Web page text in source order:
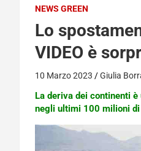
NEWS GREEN
Lo
VIDEO è
10 Marzo 2023 Giulia
La deriva dei continenti
negli ultimi 100 milioni di